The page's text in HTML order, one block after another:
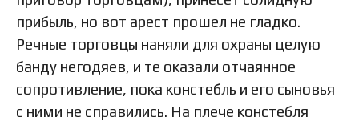
прибыль, но вот арест прошел не гладко.
Речные торговцы наняли для охраны целую
банду негодяев, и те оказали отчаянное
сопротивление, пока констебль и его сыновья
с ними не справились. На плече констебля